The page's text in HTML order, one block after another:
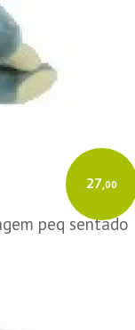
27,00
peq sentado